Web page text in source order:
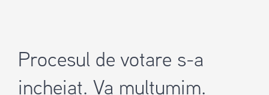
Procesul de votare s-a
incheiat. Va multumim.